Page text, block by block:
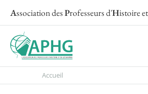
Association desProfesseurs d'Histoire
Accueil